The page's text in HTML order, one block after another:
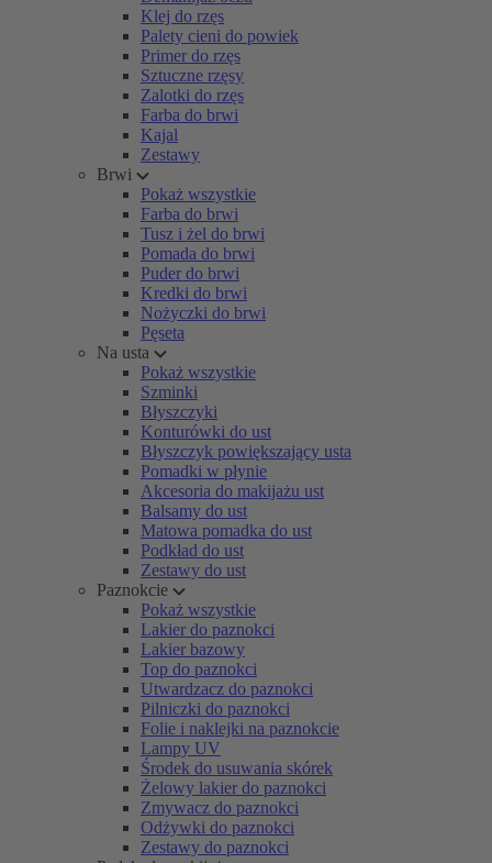
Klej do rzęs
Palety cieni do powiek
Primer do rzęs
Sztuczne rzęsy
Zalotki do rzęs
Farba do brwi
Kajal
Zestawy
Brwi
Pokaż wszystkie
Farba do brwi
Tusz i żel do brwi
Pomada do brwi
Puder do brwi
Kredki do brwi
Nożyczki do brwi
Pęseta
Na usta
Pokaż wszystkie
Szminki
Błyszczyki
Konturówki do ust
Błyszczyk powiększający usta
Pomadki w płynie
Akcesoria do makijażu ust
Balsamy do ust
Matowa pomadka do ust
Podkład do ust
Zestawy do ust
Paznokcie
Pokaż wszystkie
Lakier do paznokci
Lakier bazowy
Top do paznokci
Utwardzacz do paznokci
Pilniczki do paznokci
Folie i naklejki na paznokcie
Lampy UV
Środek do usuwania skórek
Żelowy lakier do paznokci
Zmywacz do paznokci
Odżywki do paznokci
Zestawy do paznokci